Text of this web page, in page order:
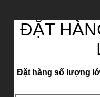
ĐẶT
Đặt hàng số lượng